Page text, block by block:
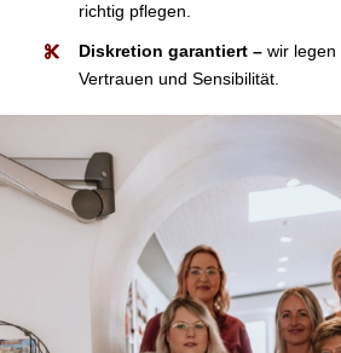
richtig pflegen.
Diskretion garantiert –wir legen
Vertrauen und Sensibilität.